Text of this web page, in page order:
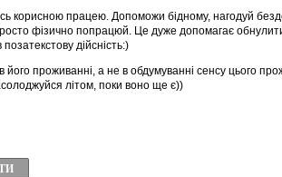
корисною працею. Допоможи бідному, нагодуй
фізично попрацюй. Це дуже допомагає обнулити
дійсність:)
його проживанні, а не в обдумуванні сенсу цього
літом, поки воно ще є))